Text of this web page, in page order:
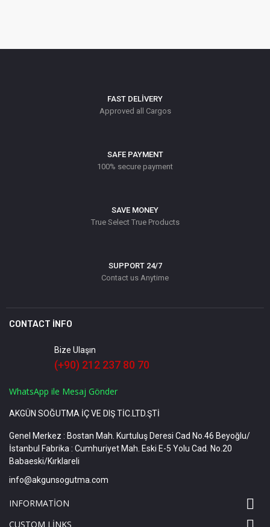
FAST DELIVERY
Approved all Cargos
SAFE PAYMENT
100% secure payment
SAVE MONEY
True Select True Products
SUPPORT 24/7
Contact us Anytime
CONTACT INFO
Bize Ulaşın
(+90) 212 237 80 70
WhatsApp ile Mesaj Gönder
AKGÜN SOĞUTMA İÇ VE DIŞ TİC.LTD.ŞTİ
Genel Merkez : Bostan Mah. Kurtuluş Deresi Cad No.46 Beyoğlu/
İstanbul Fabrika : Cumhuriyet Mah. Eski E-5 Yolu Cad. No.20
Babaeski/Kırklareli
info@akgunsogutma.com
INFORMATION 
CUSTOM LINKS